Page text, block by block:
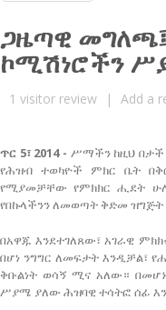
ጋዜጣዊ
ኮሚሽነሮችን
1 visitor review | Add a
ጥር 5፣ 2014 - ሥማችን ከዚህ በታች
የሕዝብ ተወካዮች ምክር ቤት
የሚያመቻቸው የምክክር ሒደት
የበኩላችንን ለመወጣት ቅድመ ዝግጅት
በአዋጁ እንደተገለጸው፣ አገራዊ
በሆነ ንግግር ለመፍታት እንዲቻል፣
ቅቡልነት ወሳኝ ሚና አለው።
ሥያሜ ያለው ሕዝባዊ ተሳትፎ ሰፊ